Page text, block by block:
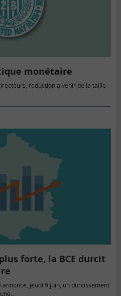
monétaire
réduction à venir de la taille
forte, la BCE durcit
jeudi 9 juin, un durcissement